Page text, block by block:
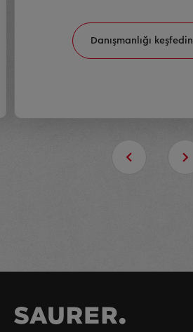
Danışmanlığı keşfedin